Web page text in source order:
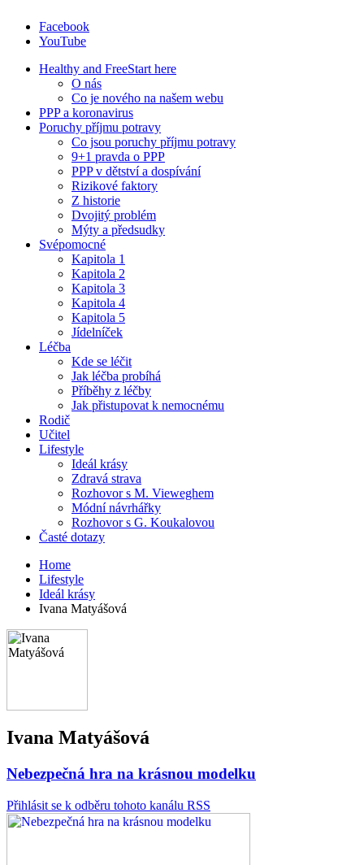
Facebook
YouTube
Healthy and FreeStart here
O nás
Co je nového na našem webu
PPP a koronavirus
Poruchy příjmu potravy
Co jsou poruchy příjmu potravy
9+1 pravda o PPP
PPP v dětství a dospívání
Rizikové faktory
Z historie
Dvojitý problém
Mýty a předsudky
Svépomocné
Kapitola 1
Kapitola 2
Kapitola 3
Kapitola 4
Kapitola 5
Jídelníček
Léčba
Kde se léčit
Jak léčba probíhá
Příběhy z léčby
Jak přistupovat k nemocnému
Rodič
Učitel
Lifestyle
Ideál krásy
Zdravá strava
Rozhovor s M. Vieweghem
Módní návrhářky
Rozhovor s G. Koukalovou
Časté dotazy
Home
Lifestyle
Ideál krásy
Ivana Matyášová
Ivana Matyášová
Nebezpečná hra na krásnou modelku
Přihlásit se k odběru tohoto kanálu RSS